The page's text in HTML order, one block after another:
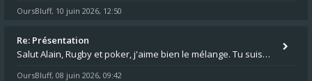
OursBluff, 10 juin 2026, 12:50
Re: Présentation
Salut Alain, Rugby et poker, j'aime bien le mélange. Tu suis le rugby du coin ? Moi j'essaie d'aller voir des matchs de
OursBluff, 08 juin 2026, 09:42